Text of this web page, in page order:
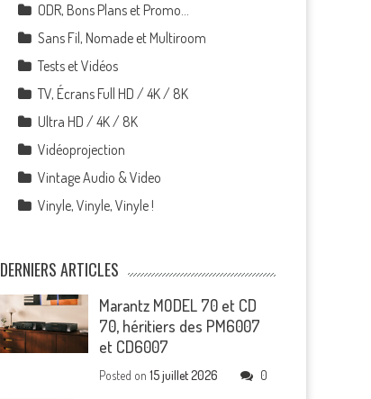
ODR, Bons Plans et Promo…
Sans Fil, Nomade et Multiroom
Tests et Vidéos
TV, Écrans Full HD / 4K / 8K
Ultra HD / 4K / 8K
Vidéoprojection
Vintage Audio & Video
Vinyle, Vinyle, Vinyle !
DERNIERS ARTICLES
Marantz MODEL 70 et CD
70, héritiers des PM6007
et CD6007
Posted on15 juillet 2026 0